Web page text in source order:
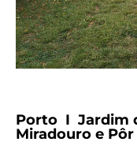
Porto I Jardim
Miradouro e